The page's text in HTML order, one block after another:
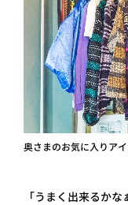
奥さまのお気に入りアイ
「うまく出来るか